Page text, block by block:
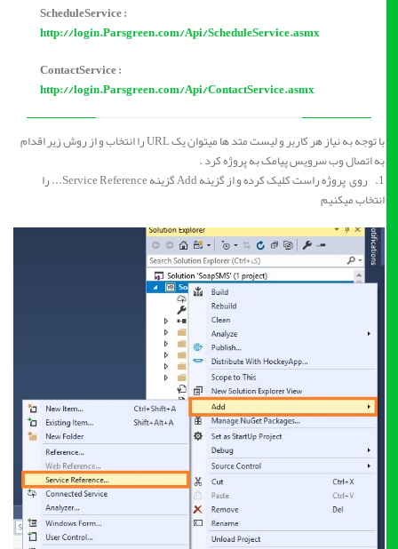
ScheduleService :
http://login.Parsgreen.com/Api/ScheduleService.asmx
ContactService :
http://login.Parsgreen.com/Api/ContactService.asmx
با توجه به نیاز هر کاربر و لیست متد ها میتوان یک URL را انتخاب و از روش زیر اقدام
به اتصال وب سرویس پیامک به پروژه کرد .
1. روی پروژه راست کلیک کرده و از گزینه Add گزینه Service Reference... را
انتخاب میکنیم